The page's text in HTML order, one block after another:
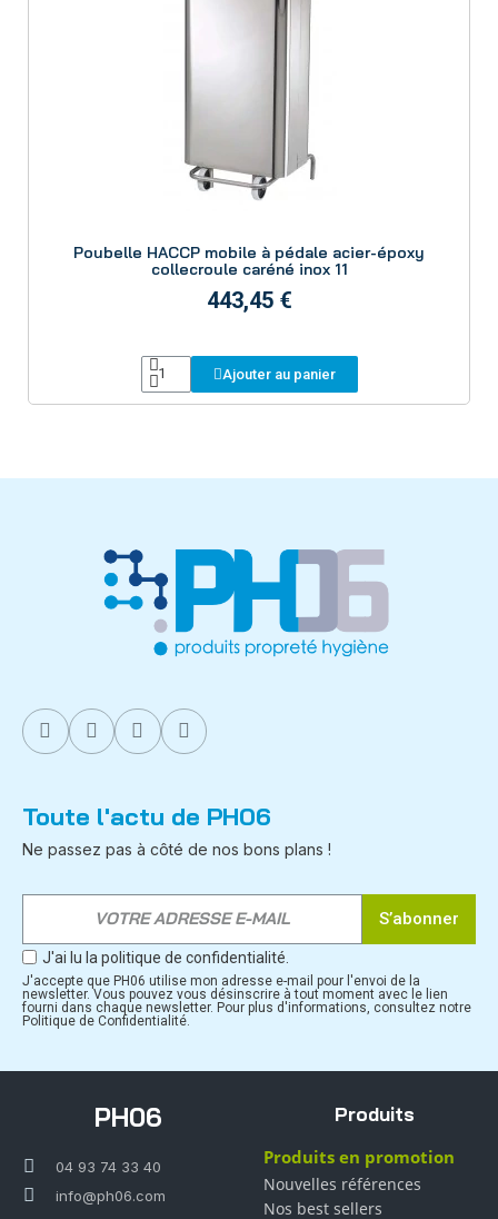
Poubelle HACCP mobile à pédale acier-époxy
collecroule caréné inox 11
443,45 €
Ajouter au panier
Toute l'actu de PH06
Ne passez pas à côté de nos bons plans !
S’abonner
J'ai lu la politique de confidentialité.
J'accepte que PH06 utilise mon adresse e-mail pour l'envoi de la
newsletter. Vous pouvez vous désinscrire à tout moment avec le lien
fourni dans chaque newsletter. Pour plus d'informations, consultez notre
Politique de Confidentialité.
PH06
04 93 74 33 40
info@ph06.com
Produits
Produits en promotion
Nouvelles références
Nos best sellers